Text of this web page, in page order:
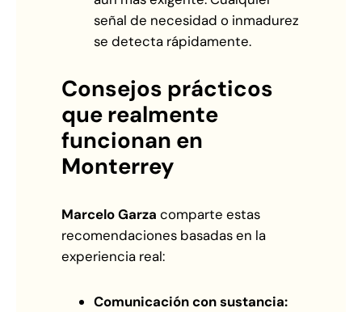
señal de necesidad o inmadurez
se detecta rápidamente.
Consejos prácticos
que realmente
funcionan en
Monterrey
Marcelo Garza comparte estas
recomendaciones basadas en la
experiencia real:
Comunicación con sustancia: